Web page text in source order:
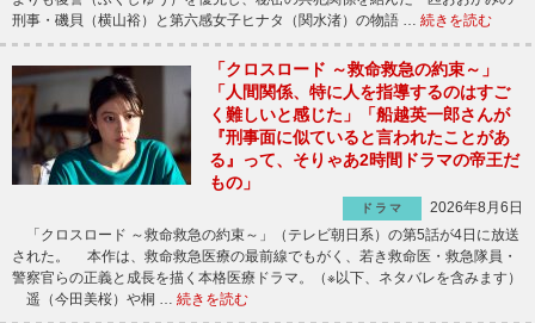
刑事・磯貝（横山裕）と第六感女子ヒナタ（関水渚）の物語 … 続きを読む
「クロスロード ～救命救急の約束～」
「人間関係、特に人を指導するのはすご
く難しいと感じた」「船越英一郎さんが
『刑事面に似ていると言われたことがあ
る』って、そりゃあ2時間ドラマの帝王だ
もの」
ドラマ
2026年8月6日
「クロスロード ～救命救急の約束～」（テレビ朝日系）の第5話が4日に放送
された。 本作は、救命救急医療の最前線でもがく、若き救命医・救急隊員・
警察官らの正義と成長を描く本格医療ドラマ。（※以下、ネタバレを含みます）
遥（今田美桜）や桐 … 続きを読む